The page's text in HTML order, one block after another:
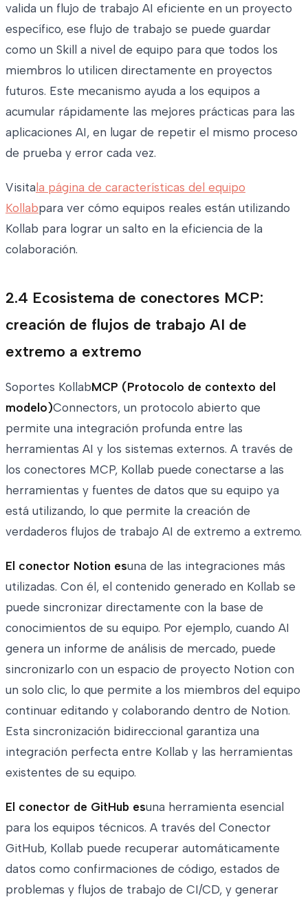
valida un flujo de trabajo AI eficiente en un proyecto
específico, ese flujo de trabajo se puede guardar
como un Skill a nivel de equipo para que todos los
miembros lo utilicen directamente en proyectos
futuros. Este mecanismo ayuda a los equipos a
acumular rápidamente las mejores prácticas para las
aplicaciones AI, en lugar de repetir el mismo proceso
de prueba y error cada vez.
Visitala página de características del equipo
Kollabpara ver cómo equipos reales están utilizando
Kollab para lograr un salto en la eficiencia de la
colaboración.
2.4 Ecosistema de conectores MCP:
creación de flujos de trabajo AI de
extremo a extremo
Soportes KollabMCP (Protocolo de contexto del
modelo)Connectors, un protocolo abierto que
permite una integración profunda entre las
herramientas AI y los sistemas externos. A través de
los conectores MCP, Kollab puede conectarse a las
herramientas y fuentes de datos que su equipo ya
está utilizando, lo que permite la creación de
verdaderos flujos de trabajo AI de extremo a extremo.
El conector Notion esuna de las integraciones más
utilizadas. Con él, el contenido generado en Kollab se
puede sincronizar directamente con la base de
conocimientos de su equipo. Por ejemplo, cuando AI
genera un informe de análisis de mercado, puede
sincronizarlo con un espacio de proyecto Notion con
un solo clic, lo que permite a los miembros del equipo
continuar editando y colaborando dentro de Notion.
Esta sincronización bidireccional garantiza una
integración perfecta entre Kollab y las herramientas
existentes de su equipo.
El conector de GitHub esuna herramienta esencial
para los equipos técnicos. A través del Conector
GitHub, Kollab puede recuperar automáticamente
datos como confirmaciones de código, estados de
problemas y flujos de trabajo de CI/CD, y generar